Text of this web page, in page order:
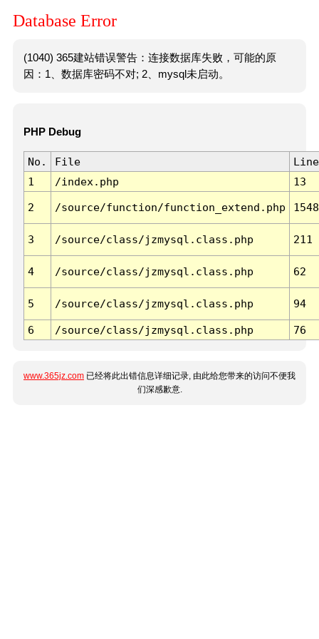
Database Error
(1040) 365建站错误警告：连接数据库失败，可能的原
因：1、数据库密码不对; 2、mysql未启动。
PHP Debug
No. File
Line
1
/index.php 13
2 /source/function/function_extend.php 1548
3 /source/class/jzmysql.class.php 211
4 /source/class/jzmysql.class.php 62
5 /source/class/jzmysql.class.php 94
6 /source/class/jzmysql.class.php 76
www.365jz.com 已经将此出错信息详细记录, 由此给您带来的访问不便我
们深感歉意.